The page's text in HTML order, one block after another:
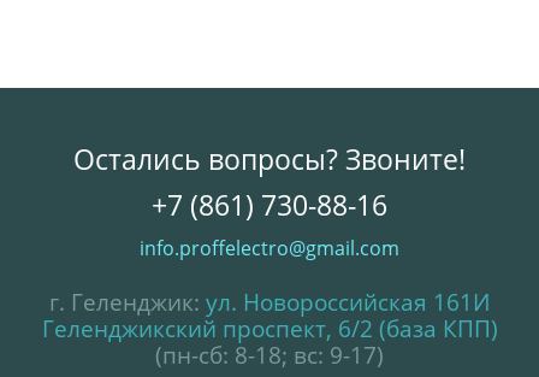
Остались вопросы? Звоните!
+7 (861) 730-88-16
info.proffelectro@gmail.com
г. Геленджик: ул. Новороссийская 161И
Геленджикский проспект, 6/2 (база КПП)
(пн-сб: 8-18; вс: 9-17)